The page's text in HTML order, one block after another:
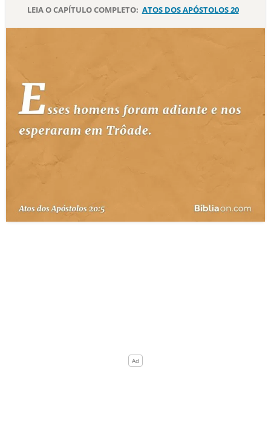
10 MANDAMENTOS
ESTUDOS BÍBLICOS
ESBOÇOS DE PREGAÇÃO
PERGUNTE À BÍBLIA
LEIA O CAPÍTULO COMPLETO: ATOS DOS APÓSTOLOS 20